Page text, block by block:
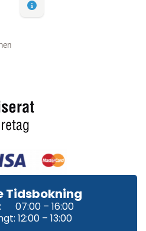
Tidsbokning
07:00 – 16:00
12:00 – 13:00